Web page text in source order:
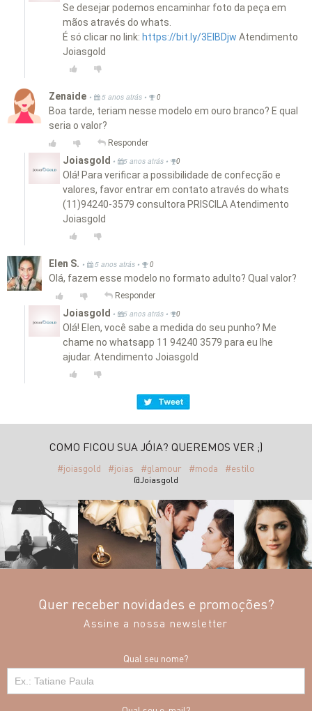
Se desejar podemos encaminhar foto da peça em
mãos através do whats.
É só clicar no link: https://bit.ly/3EIBDjw Atendimento
Joiasgold
Zenaide • 5 anos atrás • 0
Boa tarde, teriam nesse modelo em ouro branco? E qual
seria o valor?
Responder
Joiasgold • 5 anos atrás • 0
Olá! Para verificar a possibilidade de confecção e
valores, favor entrar em contato através do whats
(11)94240-3579 consultora PRISCILA Atendimento
Joiasgold
Elen S. • 5 anos atrás • 0
Olá, fazem esse modelo no formato adulto? Qual valor?
Responder
Joiasgold • 5 anos atrás • 0
Olá! Elen, você sabe a medida do seu punho? Me
chame no whatsapp 11 94240 3579 para eu lhe
ajudar. Atendimento Joiasgold
COMO FICOU SUA JÓIA? QUEREMOS VER ;)
#joiasgold #joias #glamour #moda #estilo
@Joiasgold
Quer receber novidades e promoções?
Assine a nossa newsletter
Qual seu nome?